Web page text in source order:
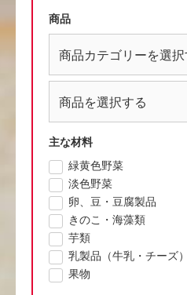
商品
主な材料
緑黄色野菜
淡色野菜
卵、豆・豆腐製品
きのこ・海藻類
芋類
乳製品（牛乳・チーズ）
果物